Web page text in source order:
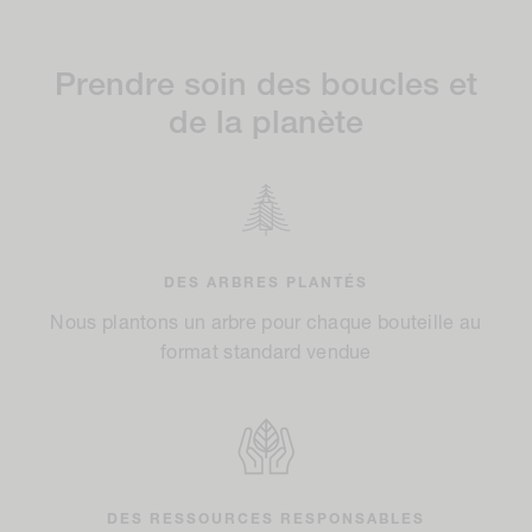
Prendre soin des boucles et
de la planète
DES ARBRES PLANTÉS
Nous plantons un arbre pour chaque bouteille au
format standard vendue
DES RESSOURCES RESPONSABLES